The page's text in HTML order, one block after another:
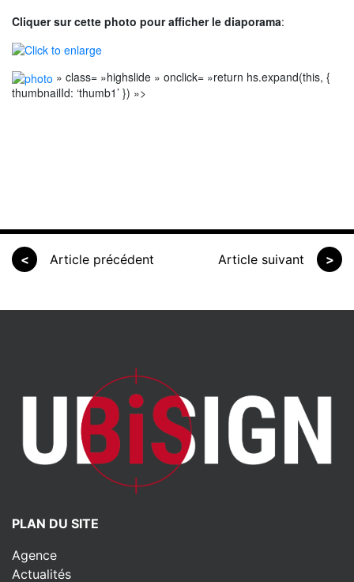
Cliquer sur cette photo pour afficher le diaporama:
» class= »highslide » onclick= »return hs.expand(this, {
thumbnailId: ‘thumb1’ }) »>
< Article précédent Article suivant >
PLAN DU SITE
Agence
Actualités